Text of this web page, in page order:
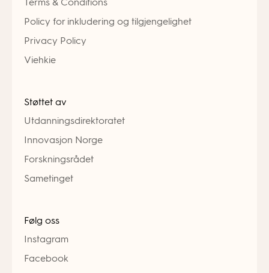
Policy for inkludering og tilgjengelighet
Privacy Policy
Viehkie
Støttet av
Utdanningsdirektoratet
Innovasjon Norge
Forskningsrådet
Sametinget
Følg oss
Instagram
Facebook